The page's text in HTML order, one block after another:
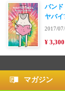
バンド
ヤバイ
2017/
¥ 3,300
マガジン